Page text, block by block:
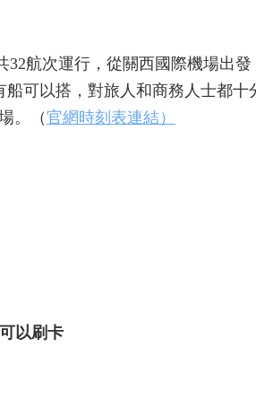
航次運行，從關西國際機場出發
可以搭，對旅人和商務人士都十
。（官網時刻表連結）
以刷卡